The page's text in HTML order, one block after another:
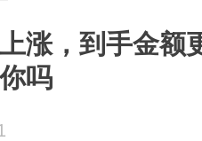
涨，到手金额
吗